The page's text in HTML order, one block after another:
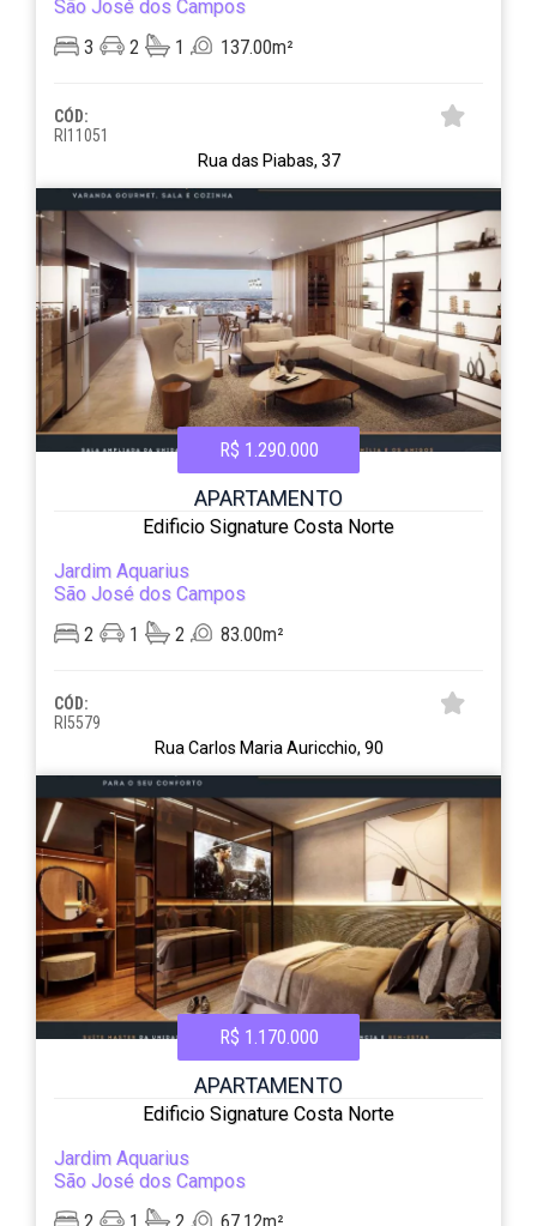
São José dos Campos
3
2 1 137.00m²
CÓD:
RI11051
Rua das Piabas, 37
R$ 1.290.000
APARTAMENTO
Edificio Signature Costa Norte
Jardim Aquarius
São José dos Campos
2
1 2 83.00m²
CÓD:
RI5579
Rua Carlos Maria Auricchio, 90
R$ 1.170.000
APARTAMENTO
Edificio Signature Costa Norte
Jardim Aquarius
São José dos Campos